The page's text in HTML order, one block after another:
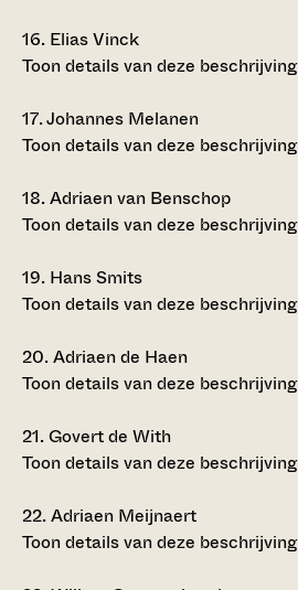
16. Elias Vinck
Toon details van deze beschrijving
17.Johannes Melanen
Toon details van deze beschrijving
18.Adriaen van Benschop
Toon details van deze beschrijving
19. Hans Smits
Toon details van deze beschrijving
20.Adriaen de Haen
Toon details van deze beschrijving
21.Govert de With
Toon details van deze beschrijving
22.Adriaen Meijnaert
Toon details van deze beschrijving